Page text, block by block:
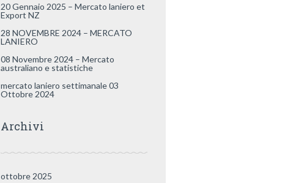
20 Gennaio 2025 – Mercato laniero et
Export NZ
28 NOVEMBRE 2024 – MERCATO
LANIERO
08 Novembre 2024 – Mercato
australiano e statistiche
mercato laniero settimanale 03
Ottobre 2024
Archivi
ottobre 2025